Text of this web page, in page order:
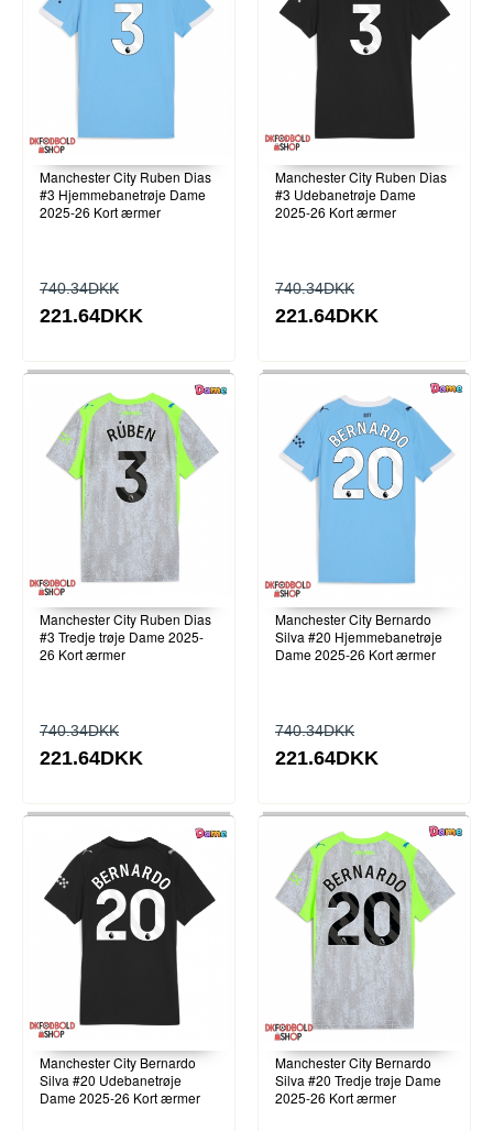
Manchester City Ruben Dias
#3 Hjemmebanetrøje Dame
2025-26 Kort ærmer
740.34DKK
221.64DKK
Manchester City Ruben Dias
#3 Udebanetrøje Dame
2025-26 Kort ærmer
740.34DKK
221.64DKK
Manchester City Ruben Dias
#3 Tredje trøje Dame 2025-
26 Kort ærmer
740.34DKK
221.64DKK
Manchester City Bernardo
Silva #20 Hjemmebanetrøje
Dame 2025-26 Kort ærmer
740.34DKK
221.64DKK
Manchester City Bernardo
Silva #20 Udebanetrøje
Dame 2025-26 Kort ærmer
Manchester City Bernardo
Silva #20 Tredje trøje Dame
2025-26 Kort ærmer